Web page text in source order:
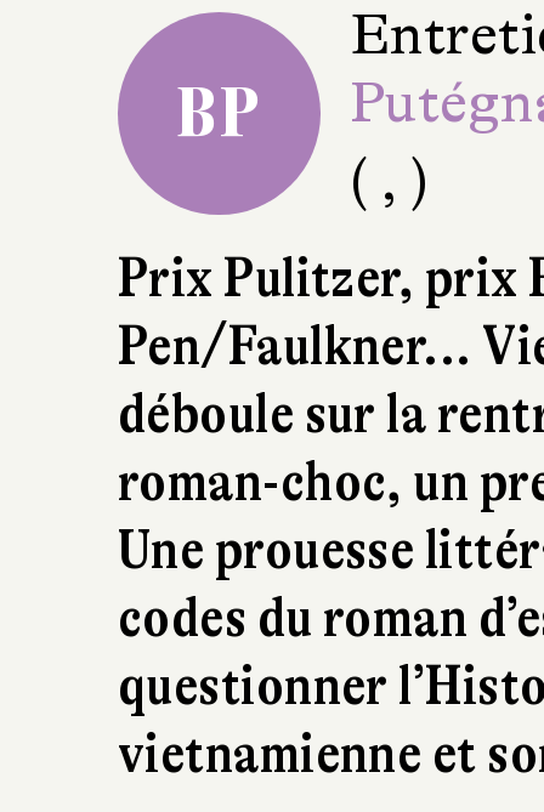
BP
( , )
Prix Pulitzer, prix
Pen/Faulkner...
déboule sur la
roman-choc, un
Une prouesse
codes du roman
questionner
vietnamienne et